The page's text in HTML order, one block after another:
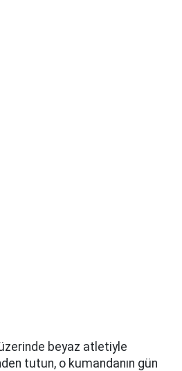
beyaz atletiyle
tutun, o kumandanın gün